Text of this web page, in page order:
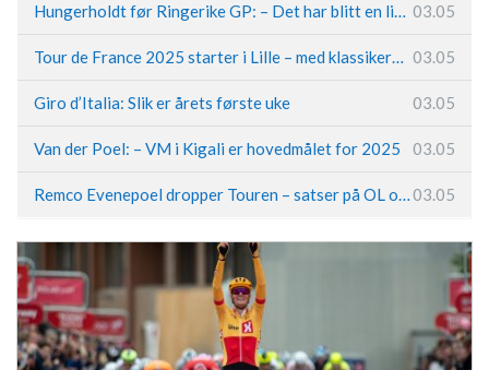
Hungerholdt før Ringerike GP: – Det har blitt en livsstil 03.05
Tour de France 2025 starter i Lille – med klassikerpreg 03.05
Giro d’Italia: Slik er årets første uke 03.05
Van der Poel: – VM i Kigali er hovedmålet for 2025 03.05
Remco Evenepoel dropper Touren – satser på OL og Vueltaen03.05